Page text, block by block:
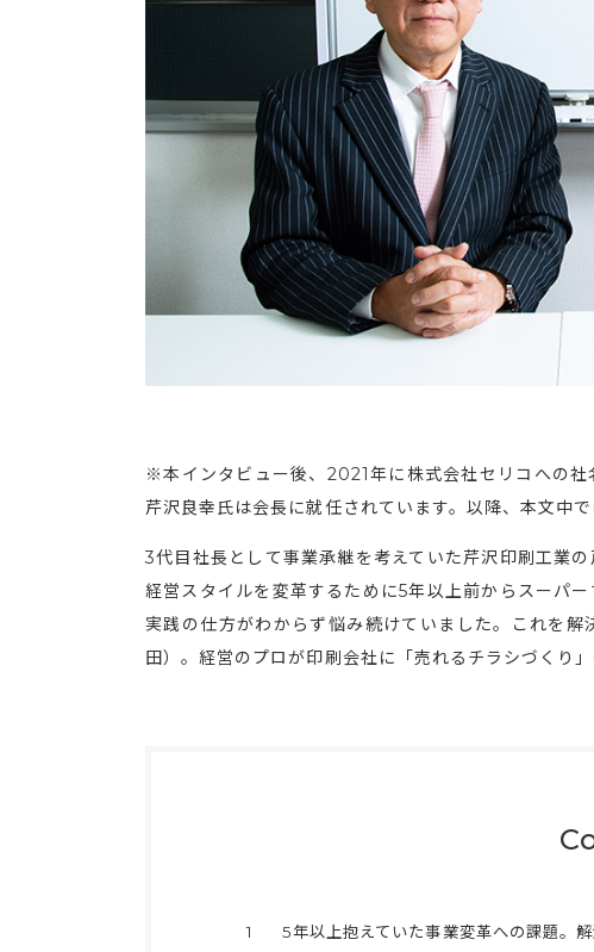
※本インタビュー後、2021年に株式会社セリコへの
芹沢良幸氏は会長に就任されています。以降、本文中
3代目社長として事業承継を考えていた芹沢印刷工業
経営スタイルを変革するために5年以上前からスーパ
実践の仕方がわからず悩み続けていました。これを
田）。経営のプロが印刷会社に「売れるチラシづくり
1
5年以上抱えていた事業変革への課題。